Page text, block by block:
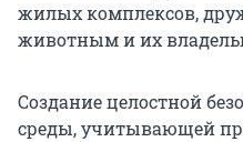
жилых комплексов,
животным и их
Создание целостной
среды, учитывающей